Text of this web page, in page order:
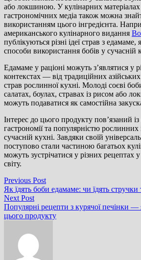
або локшиною. У кулінарних
гастрономічних медіа також можна
використанням цього інгредієнта.
американського кулінарного видання
публікуються різні ідеї страв з
способи використання бобів у сучасній
Едамаме у раціоні можуть з’являтися у
контекстах — від традиційних
страв рослинної кухні. Молоді соєві
салатах, боулах, стравах із рисом або
можуть подаватися як самостійна
Інтерес до цього продукту пов’язаний
гастрономії та популярністю рослинних
сучасній кухні. Завдяки своїй
поступово стали частиною багатьох
можуть зустрічатися у різних рецептах
світу.
Навігація
записів
Previous PostPrevious
post:
Як їдять боби едамаме: чи їдять стручки
Next PostNext
post:
Популярні рецепти з курячої печінки —
цього продукту